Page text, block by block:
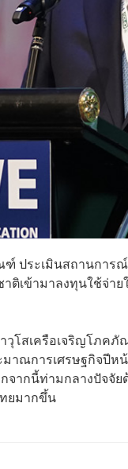
ฑ์ ประเมินสถานกา
เข้ามาลงทุนใช้จ่าย
โสเครือเจริญโภค
ณการเศรษฐกิจปีห
จากนี้ท่ามกลางปัจ
ยมากขึ้น